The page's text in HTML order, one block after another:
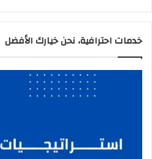
خدمات احترافية، نحن خيارك الأفضل